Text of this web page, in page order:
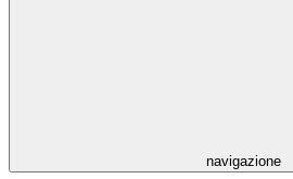
navigazione